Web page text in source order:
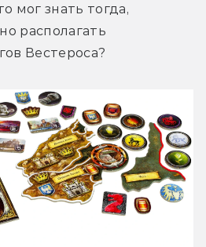
мог знать тогда,
располагать
Вестероса?